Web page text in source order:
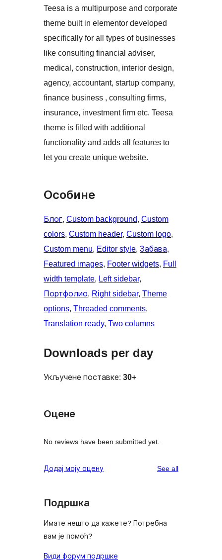
Teesa is a multipurpose and corporate
theme built in elementor developed
specifically for all types of businesses
like consulting financial adviser,
medical, construction, interior design,
agency, accountant, startup company,
finance business , consulting firms,
insurance, investment firm etc. Teesa
theme is filled with additional
functionality and adds all features to
let you create unique website.
Особине
Блог, Custom background, Custom
colors, Custom header, Custom logo
Custom menu, Editor style, Забава
Featured images, Footer widgets, Full
width template, Left sidebar
Портфолио, Right sidebar, Theme
options, Threaded comments
Translation ready, Two columns
Downloads per day
Укључене поставке: 30+
Оцене
No reviews have been submitted yet.
Додај моју оцену See allreviews
Подршка
Имате нешто да кажете? Потребна
вам је помоћ?
Види форум подршке